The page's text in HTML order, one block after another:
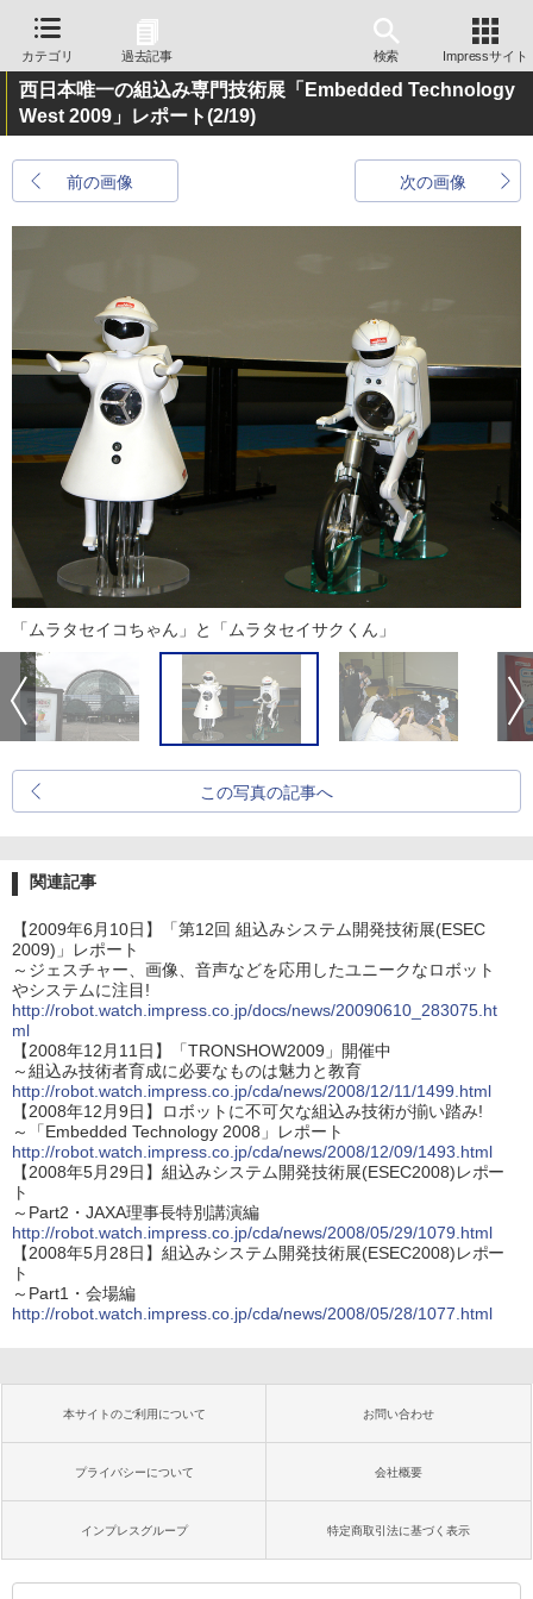
カテゴリ 過去記事 検索 Impressサイト
西日本唯一の組込み専門技術展「Embedded Technology
West 2009」レポート(2/19)
前の画像 次の画像
「ムラタセイコちゃん」と「ムラタセイサクくん」
この写真の記事へ
関連記事
【2009年6月10日】「第12回 組込みシステム開発技術展(ESEC
2009)」レポート
～ジェスチャー、画像、音声などを応用したユニークなロボット
やシステムに注目!
http://robot.watch.impress.co.jp/docs/news/20090610_283075.ht
ml
【2008年12月11日】「TRONSHOW2009」開催中
～組込み技術者育成に必要なものは魅力と教育
http://robot.watch.impress.co.jp/cda/news/2008/12/11/1499.html
【2008年12月9日】ロボットに不可欠な組込み技術が揃い踏み!
～「Embedded Technology 2008」レポート
http://robot.watch.impress.co.jp/cda/news/2008/12/09/1493.html
【2008年5月29日】組込みシステム開発技術展(ESEC2008)レポー
ト
～Part2・JAXA理事長特別講演編
http://robot.watch.impress.co.jp/cda/news/2008/05/29/1079.html
【2008年5月28日】組込みシステム開発技術展(ESEC2008)レポー
ト
～Part1・会場編
http://robot.watch.impress.co.jp/cda/news/2008/05/28/1077.html
本サイトのご利用について お問い合わせ
プライバシーについて 会社概要
インプレスグループ 特定商取引法に基づく表示